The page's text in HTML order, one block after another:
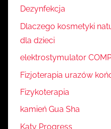
Dezynfekcja
Dlaczego kosmetyki
dla dzieci
elektrostymulator
Fizjoterapia urazów
Fizykoterapia
kamień Gua Sha
Katy Progress